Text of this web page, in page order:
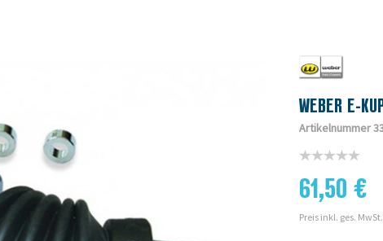
WEBER E-
Artikelnummer
61,50 €
Preis inkl. ges.